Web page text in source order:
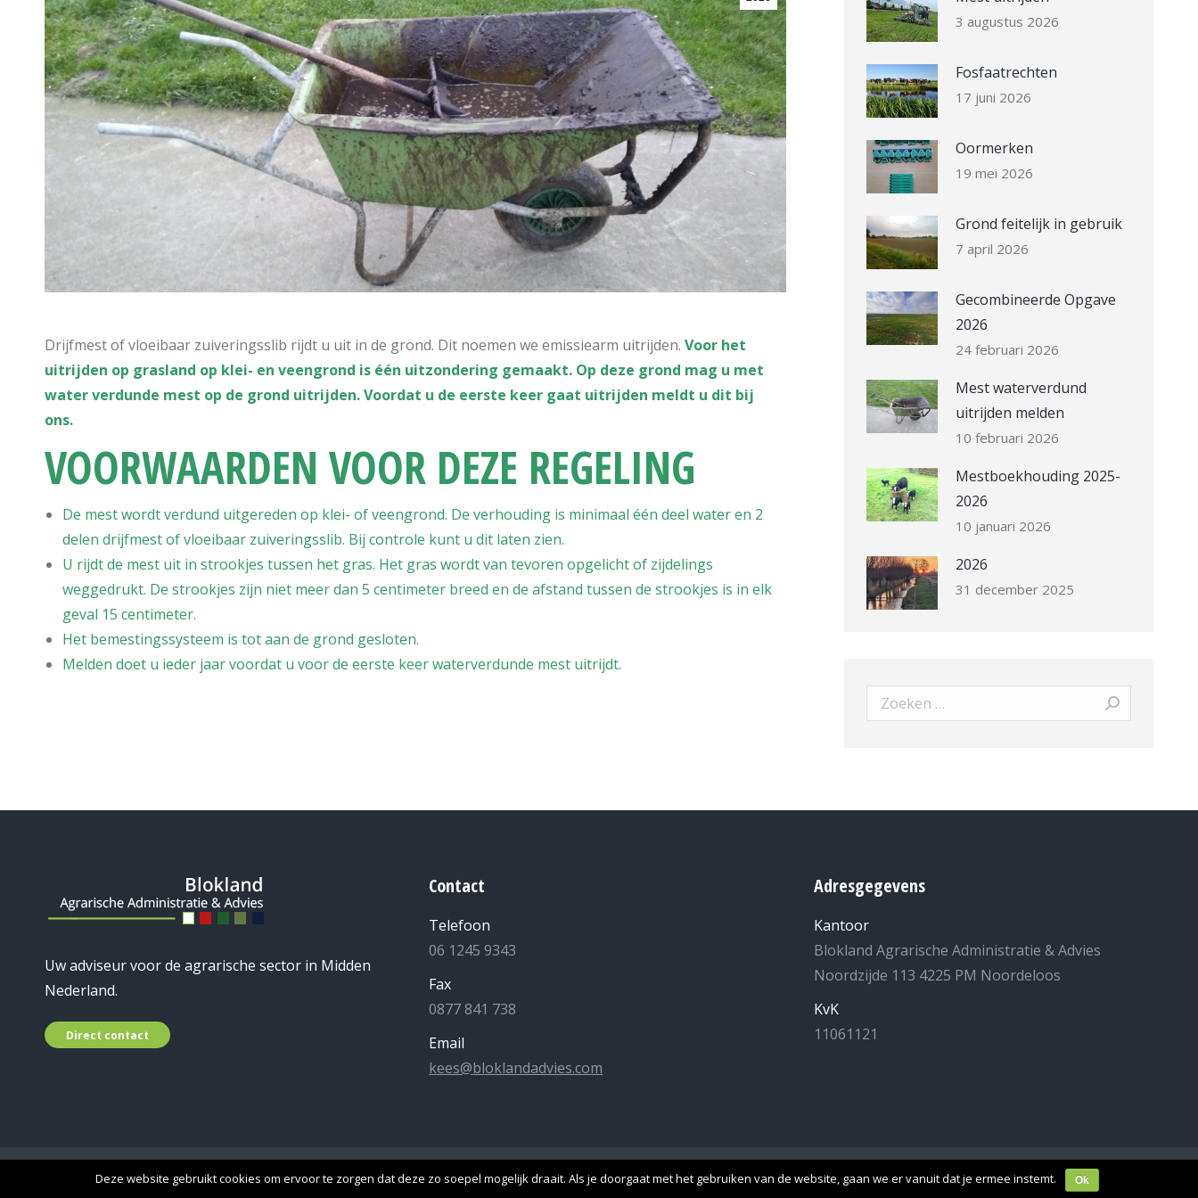
Drijfmest of vloeibaar zuiveringsslib rijdt u uit in de grond. Dit noemen we emissiearm uitrijden. Voor het
uitrijden op grasland op klei- en veengrond is één uitzondering gemaakt. Op deze grond mag u met
water verdunde mest op de grond uitrijden. Voordat u de eerste keer gaat uitrijden meldt u dit bij
ons.
VOORWAARDEN VOOR DEZE REGELING
De mest wordt verdund uitgereden op klei- of veengrond. De verhouding is minimaal één deel water en 2
delen drijfmest of vloeibaar zuiveringsslib. Bij controle kunt u dit laten zien.
U rijdt de mest uit in strookjes tussen het gras. Het gras wordt van tevoren opgelicht of zijdelings
weggedrukt. De strookjes zijn niet meer dan 5 centimeter breed en de afstand tussen de strookjes is in elk
geval 15 centimeter.
Het bemestingssysteem is tot aan de grond gesloten.
Melden doet u ieder jaar voordat u voor de eerste keer waterverdunde mest uitrijdt.
3 augustus 2026
Fosfaatrechten
17 juni 2026
Oormerken
19 mei 2026
Grond feitelijk in gebruik
7 april 2026
Gecombineerde Opgave
2026
24 februari 2026
Mest waterverdund
uitrijden melden
10 februari 2026
Mestboekhouding 2025-
2026
10 januari 2026
2026
31 december 2025
Search:
Uw adviseur voor de agrarische sector in Midden
Nederland.
Direct contact
Contact
Telefoon
06 1245 9343
Fax
0877 841 738
Email
kees@bloklandadvies.com
Adresgegevens
Kantoor
Blokland Agrarische Administratie & Advies
Noordzijde 113 4225 PM Noordeloos
KvK
11061121
© 2019 Blokland Advies - Alle rechten voorbehouden - Algemene Voorwaarden Privacyverklaring MuisHuis
Deze website gebruikt cookies om ervoor te zorgen dat deze zo soepel mogelijk draait. Als je doorgaat met het gebruiken van de website, gaan we er vanuit dat je ermee instemt. Ok